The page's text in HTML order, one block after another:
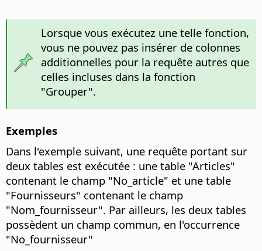
Lorsque vous exécutez une telle fonction,
vous ne pouvez pas insérer de colonnes
additionnelles pour la requête autres que
celles incluses dans la fonction
"Grouper".
Exemples
Dans l'exemple suivant, une requête portant sur
deux tables est exécutée : une table "Articles"
contenant le champ "No_article" et une table
"Fournisseurs" contenant le champ
"Nom_fournisseur". Par ailleurs, les deux tables
possèdent un champ commun, en l'occurrence
"No_fournisseur"